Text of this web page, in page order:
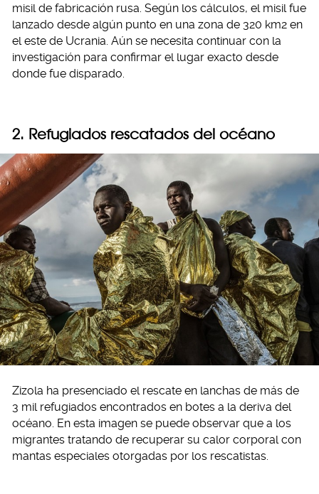
misil de fabricación rusa. Según los cálculos, el misil fue
lanzado desde algún punto en una zona de 320 km2 en
el este de Ucrania. Aún se necesita continuar con la
investigación para confirmar el lugar exacto desde
donde fue disparado.
2. Refugiados rescatados del océano
Zizola ha presenciado el rescate en lanchas de más de
3 mil refugiados encontrados en botes a la deriva del
océano. En esta imagen se puede observar que a los
migrantes tratando de recuperar su calor corporal con
mantas especiales otorgadas por los rescatistas.